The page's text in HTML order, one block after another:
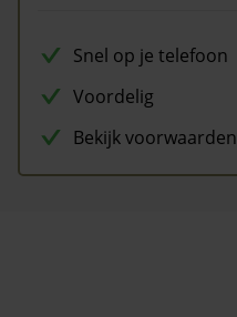
Snel op je telefoon
Voordelig
Bekijk voorwaarden